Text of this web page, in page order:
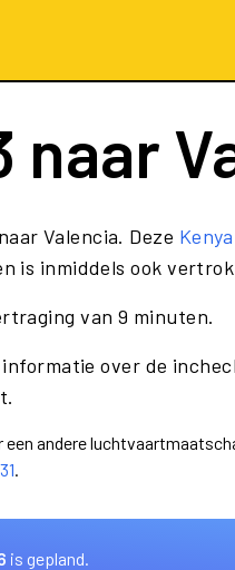
naar
Valencia. Deze
is inmiddels ook
van 9 minuten.
over de
andere
.
is gepland.